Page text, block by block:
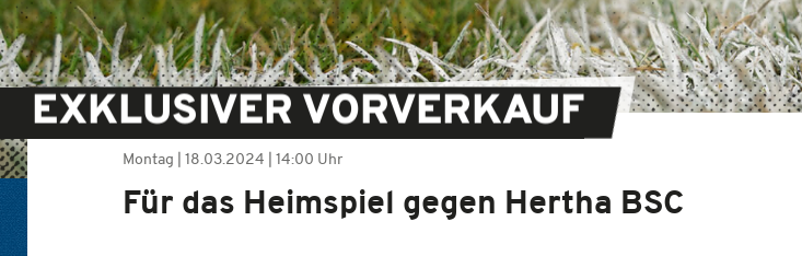
EXKLUSIVER VORVERKAUF
Montag | 18.03.2024 14:00 Uhr
Für das Heimspiel gegen Hertha BSC